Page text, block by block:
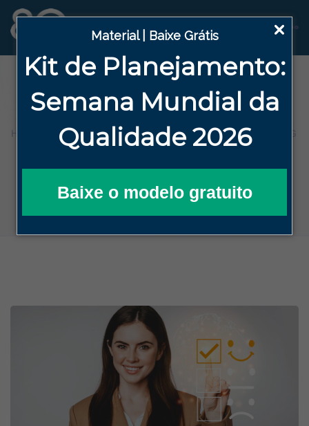
Material | Baixe Grátis
Kit de Planejamento:
Semana Mundial da
Qualidade 2026
Baixe o modelo gratuito
Blog
HOME BLOG DA QUALIDADE EFICAZ
QUAL A HISTÓRIA DA QUALIDADE?
história